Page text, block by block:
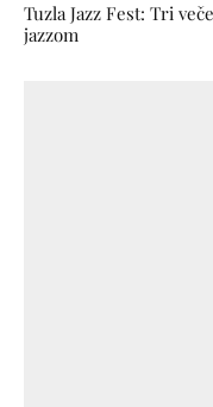
Tuzla Jazz Fest: Tri
jazzom